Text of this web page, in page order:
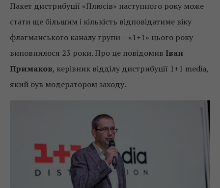
Пакет дистрибуції «Плюсів» наступного року може
стати ще більшим і кількість відповідатиме віку
флагманського каналу групи – «1+1» цього року
виповнилося 23 роки. Про це повідомив Іван
Примаков, керівник відділу дистрибуції 1+1 media,
який був модератором заходу.